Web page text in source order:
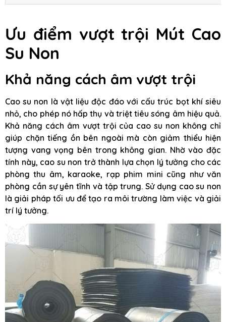
Ưu điểm vượt trội Mút Cao
Su Non
Khả năng cách âm vượt trội
Cao su non là vật liệu độc đáo với cấu trúc bọt khí siêu
nhỏ, cho phép nó hấp thụ và triệt tiêu sóng âm hiệu quả.
Khả năng cách âm vượt trội của cao su non không chỉ
giúp chặn tiếng ồn bên ngoài mà còn giảm thiểu hiện
tượng vang vọng bên trong không gian. Nhờ vào đặc
tính này, cao su non trở thành lựa chọn lý tưởng cho các
phòng thu âm, karaoke, rạp phim mini cũng như văn
phòng cần sự yên tĩnh và tập trung. Sử dụng cao su non
là giải pháp tối ưu để tạo ra môi trường làm việc và giải
trí lý tưởng.